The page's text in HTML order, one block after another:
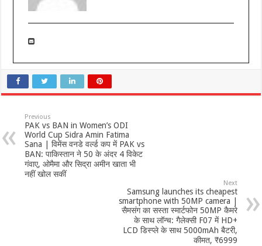
Previous
PAK vs BAN in Women’s ODI
World Cup Sidra Amin Fatima
Sana | विमेंस वनडे वर्ल्ड कप में PAK vs
BAN: पाकिस्तान ने 50 के अंदर 4 विकेट
गंवाए, ओमैमा और सिद्रा अमीन खाता भी
नहीं खोल सकीं
Next
Samsung launches its cheapest
smartphone with 50MP camera |
सैमसंग का सस्ता स्मार्टफोन 50MP कैमरे
के साथ लॉन्च: गैलेक्सी F07 में HD+
LCD डिस्प्ले के साथ 5000mAh बैटरी,
कीमत, ₹6999